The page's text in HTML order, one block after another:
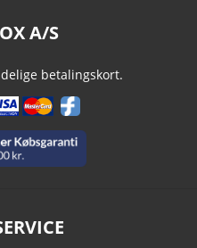
A/S
betalingskort.